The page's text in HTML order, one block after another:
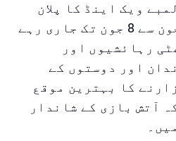
ویک اینڈ کا پلان
بنایا گیا ہے جو 5 جون سے 8 جون تک جاری رہے
رہائشیوں اور
اور دوستوں کے
کا بہترین موقع
آتش بازی کے شاندار